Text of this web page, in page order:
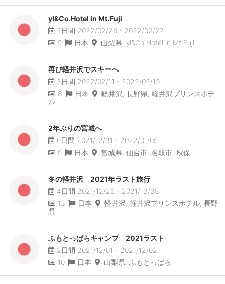
yl&Co.Hotel in Mt.Fuji
2日間 2022/02/26 - 2022/02/27
9
日本 山梨県, yl&Co.Hotel in Mt.Fuji
再び軽井沢でスキーへ
3日間 2022/02/11 - 2022/02/13
8
日本
軽井沢, 長野県, 軽井沢プリンスホテ
ル
2年ぶりの宮城へ
6日間 2021/12/31 - 2022/01/05
9
日本 宮城県, 仙台市, 名取市, 秋保
冬の軽井沢 2021年ラスト旅行
4日間 2021/12/25 - 2021/12/28
13
日本
軽井沢, 軽井沢プリンスホテル, 長野
県
ふもとっぱらキャンプ 2021ラスト
2日間 2021/12/01 - 2021/12/02
10
日本 山梨県, ふもとっぱら